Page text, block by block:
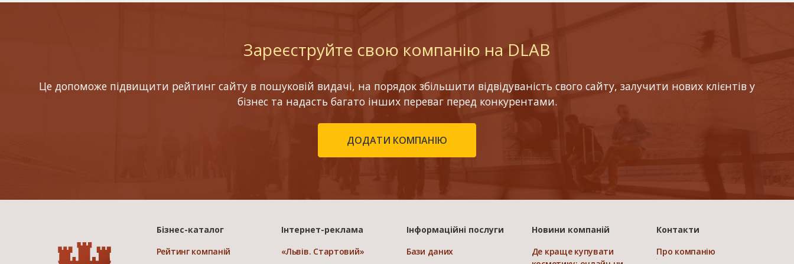
Зареєструйте свою компанію на DLAB
Це допоможе підвищити рейтинг сайту в пошуковій видачі, на порядок збільшити відвідуваність свого сайту, залучити нових клієнтів у
бізнес та надасть багато інших переваг перед конкурентами.
ДОДАТИ КОМПАНІЮ
Бізнес-каталог
Рейтинг компаній
Інтернет-реклама
«Львів. Стартовий»
Інформаційні послуги
Бази даних
Новини компаній
Де краще купувати
Контакти
Про компанію